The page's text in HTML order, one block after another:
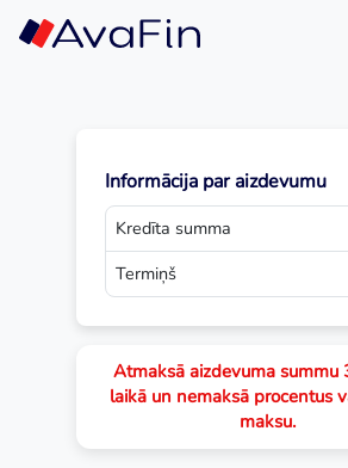
content
Informācija par aizdevumu
Kredīta summa
Termiņš
Atmaksā aizdevuma summu
laikā un nemaksā procentus
maksu.